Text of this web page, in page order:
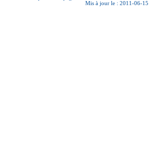
Mis à jour le : 2011-06-15